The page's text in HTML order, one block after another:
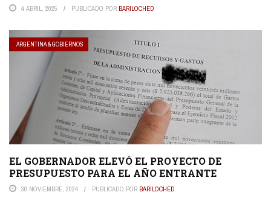
4 ABRIL, 2025 PUBLICADO POR BARILOCHED
ARGENTINA & GOBIERNOS
EL GOBERNADOR ELEVÓ EL PROYECTO DE
PRESUPUESTO PARA EL AÑO ENTRANTE
30 NOVIEMBRE, 2024 PUBLICADO POR BARILOCHED